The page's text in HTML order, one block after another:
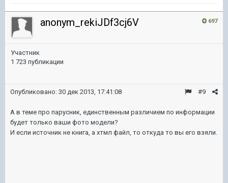
697
anonym_rekiJDf3cj6V
Участник
1 723 публикации
#9
Опубликовано: 30 дек 2013, 17:41:08
А в теме про парусник, единственным различием по информации
будет только ваши фото модели?
И если источник не книга, а хтмл файл, то откуда то вы его взяли.